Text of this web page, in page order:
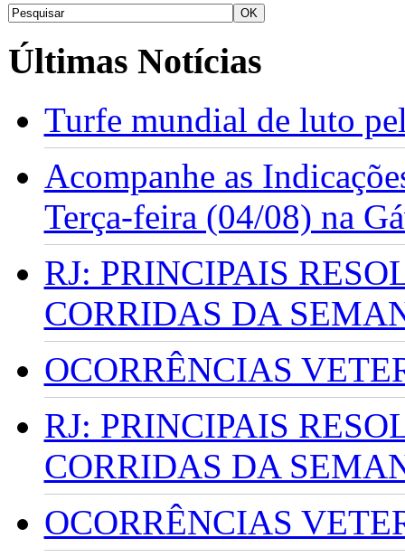
Últimas Notícias
Turfe mundial de luto
Acompanhe as
Terça-feira (04/08) na
RJ: PRINCIPAIS
CORRIDAS DA
OCORRÊNCIAS
RJ: PRINCIPAIS
CORRIDAS DA
OCORRÊNCIAS